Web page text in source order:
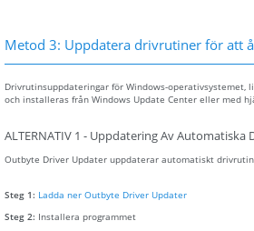
Metod 3: Uppdatera drivrutiner för att
Drivrutinsuppdateringar för Windows-operativsystemet,
och installeras från Windows Update Center eller med
ALTERNATIV 1 - Uppdatering Av Automatiska
Outbyte Driver Updater uppdaterar automatiskt
Steg 1: Ladda ner Outbyte Driver Updater
Steg 2: Installera programmet